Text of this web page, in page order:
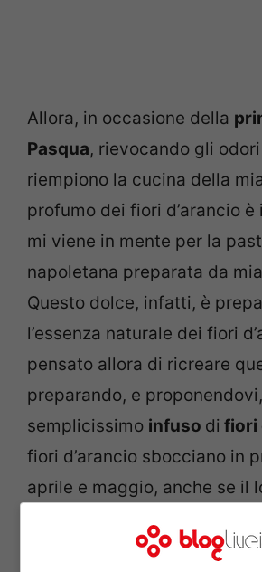
Allora, in occasione della
Pasqua, rievocando gli
riempiono la cucina della
profumo dei fiori d’arancio è
mi viene in mente per la
napoletana preparata da
Questo dolce, infatti, è
l’essenza naturale dei fiori
pensato allora di ricreare
preparando, e
semplicissimo infuso di fiori
fiori d’arancio sbocciano in
aprile e maggio, anche se il
rende la campagna unica in